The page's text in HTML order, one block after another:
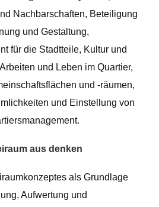
Nachbarschaften, Beteiligung
und Gestaltung,
für die Stadtteile, Kultur und
und Leben im Quartier,
und -räumen,
und Einstellung von
aus denken
als Grundlage
Aufwertung und